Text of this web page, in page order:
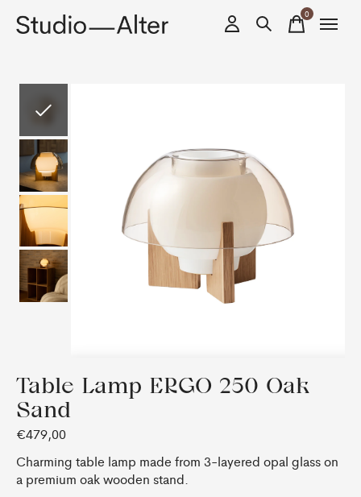
0items
Table Lamp ERGO 250 Oak
Sand
€479,00
Charming table lamp made from 3-layered opal glass on
a premium oak wooden stand.